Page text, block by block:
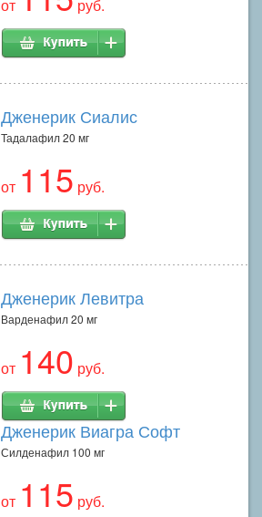
от руб.
Дженерик Сиалис
Тадалафил 20 мг
от 115 руб.
Дженерик Левитра
Варденафил 20 мг
от 140 руб.
Дженерик Виагра Софт
Силденафил 100 мг
от 115 руб.